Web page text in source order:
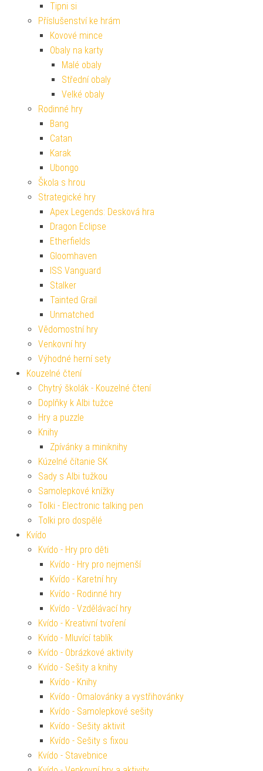
Tipni si
Příslušenství ke hrám
Kovové mince
Obaly na karty
Malé obaly
Střední obaly
Velké obaly
Rodinné hry
Bang
Catan
Karak
Ubongo
Škola s hrou
Strategické hry
Apex Legends: Desková hra
Dragon Eclipse
Etherfields
Gloomhaven
ISS Vanguard
Stalker
Tainted Grail
Unmatched
Vědomostní hry
Venkovní hry
Výhodné herní sety
Kouzelné čtení
Chytrý školák - Kouzelné čtení
Doplňky k Albi tužce
Hry a puzzle
Knihy
Zpívánky a miniknihy
Kúzelné čítanie SK
Sady s Albi tužkou
Samolepkové knížky
Tolki - Electronic talking pen
Tolki pro dospělé
Kvído
Kvído - Hry pro děti
Kvído - Hry pro nejmenší
Kvído - Karetní hry
Kvído - Rodinné hry
Kvído - Vzdělávací hry
Kvído - Kreativní tvoření
Kvído - Mluvící tablík
Kvído - Obrázkové aktivity
Kvído - Sešity a knihy
Kvído - Knihy
Kvído - Omalovánky a vystřihovánky
Kvído - Samolepkové sešity
Kvído - Sešity aktivit
Kvído - Sešity s fixou
Kvído - Stavebnice